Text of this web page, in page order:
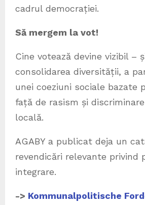
cadrul democrației.
Să mergem la vot!
Cine votează devine vizibil –
consolidarea diversității, a
unei coeziuni sociale bazate
față de rasism și
locală.
AGABY a publicat deja un
revendicări relevante privind
integrare.
-> Kommunalpolitische